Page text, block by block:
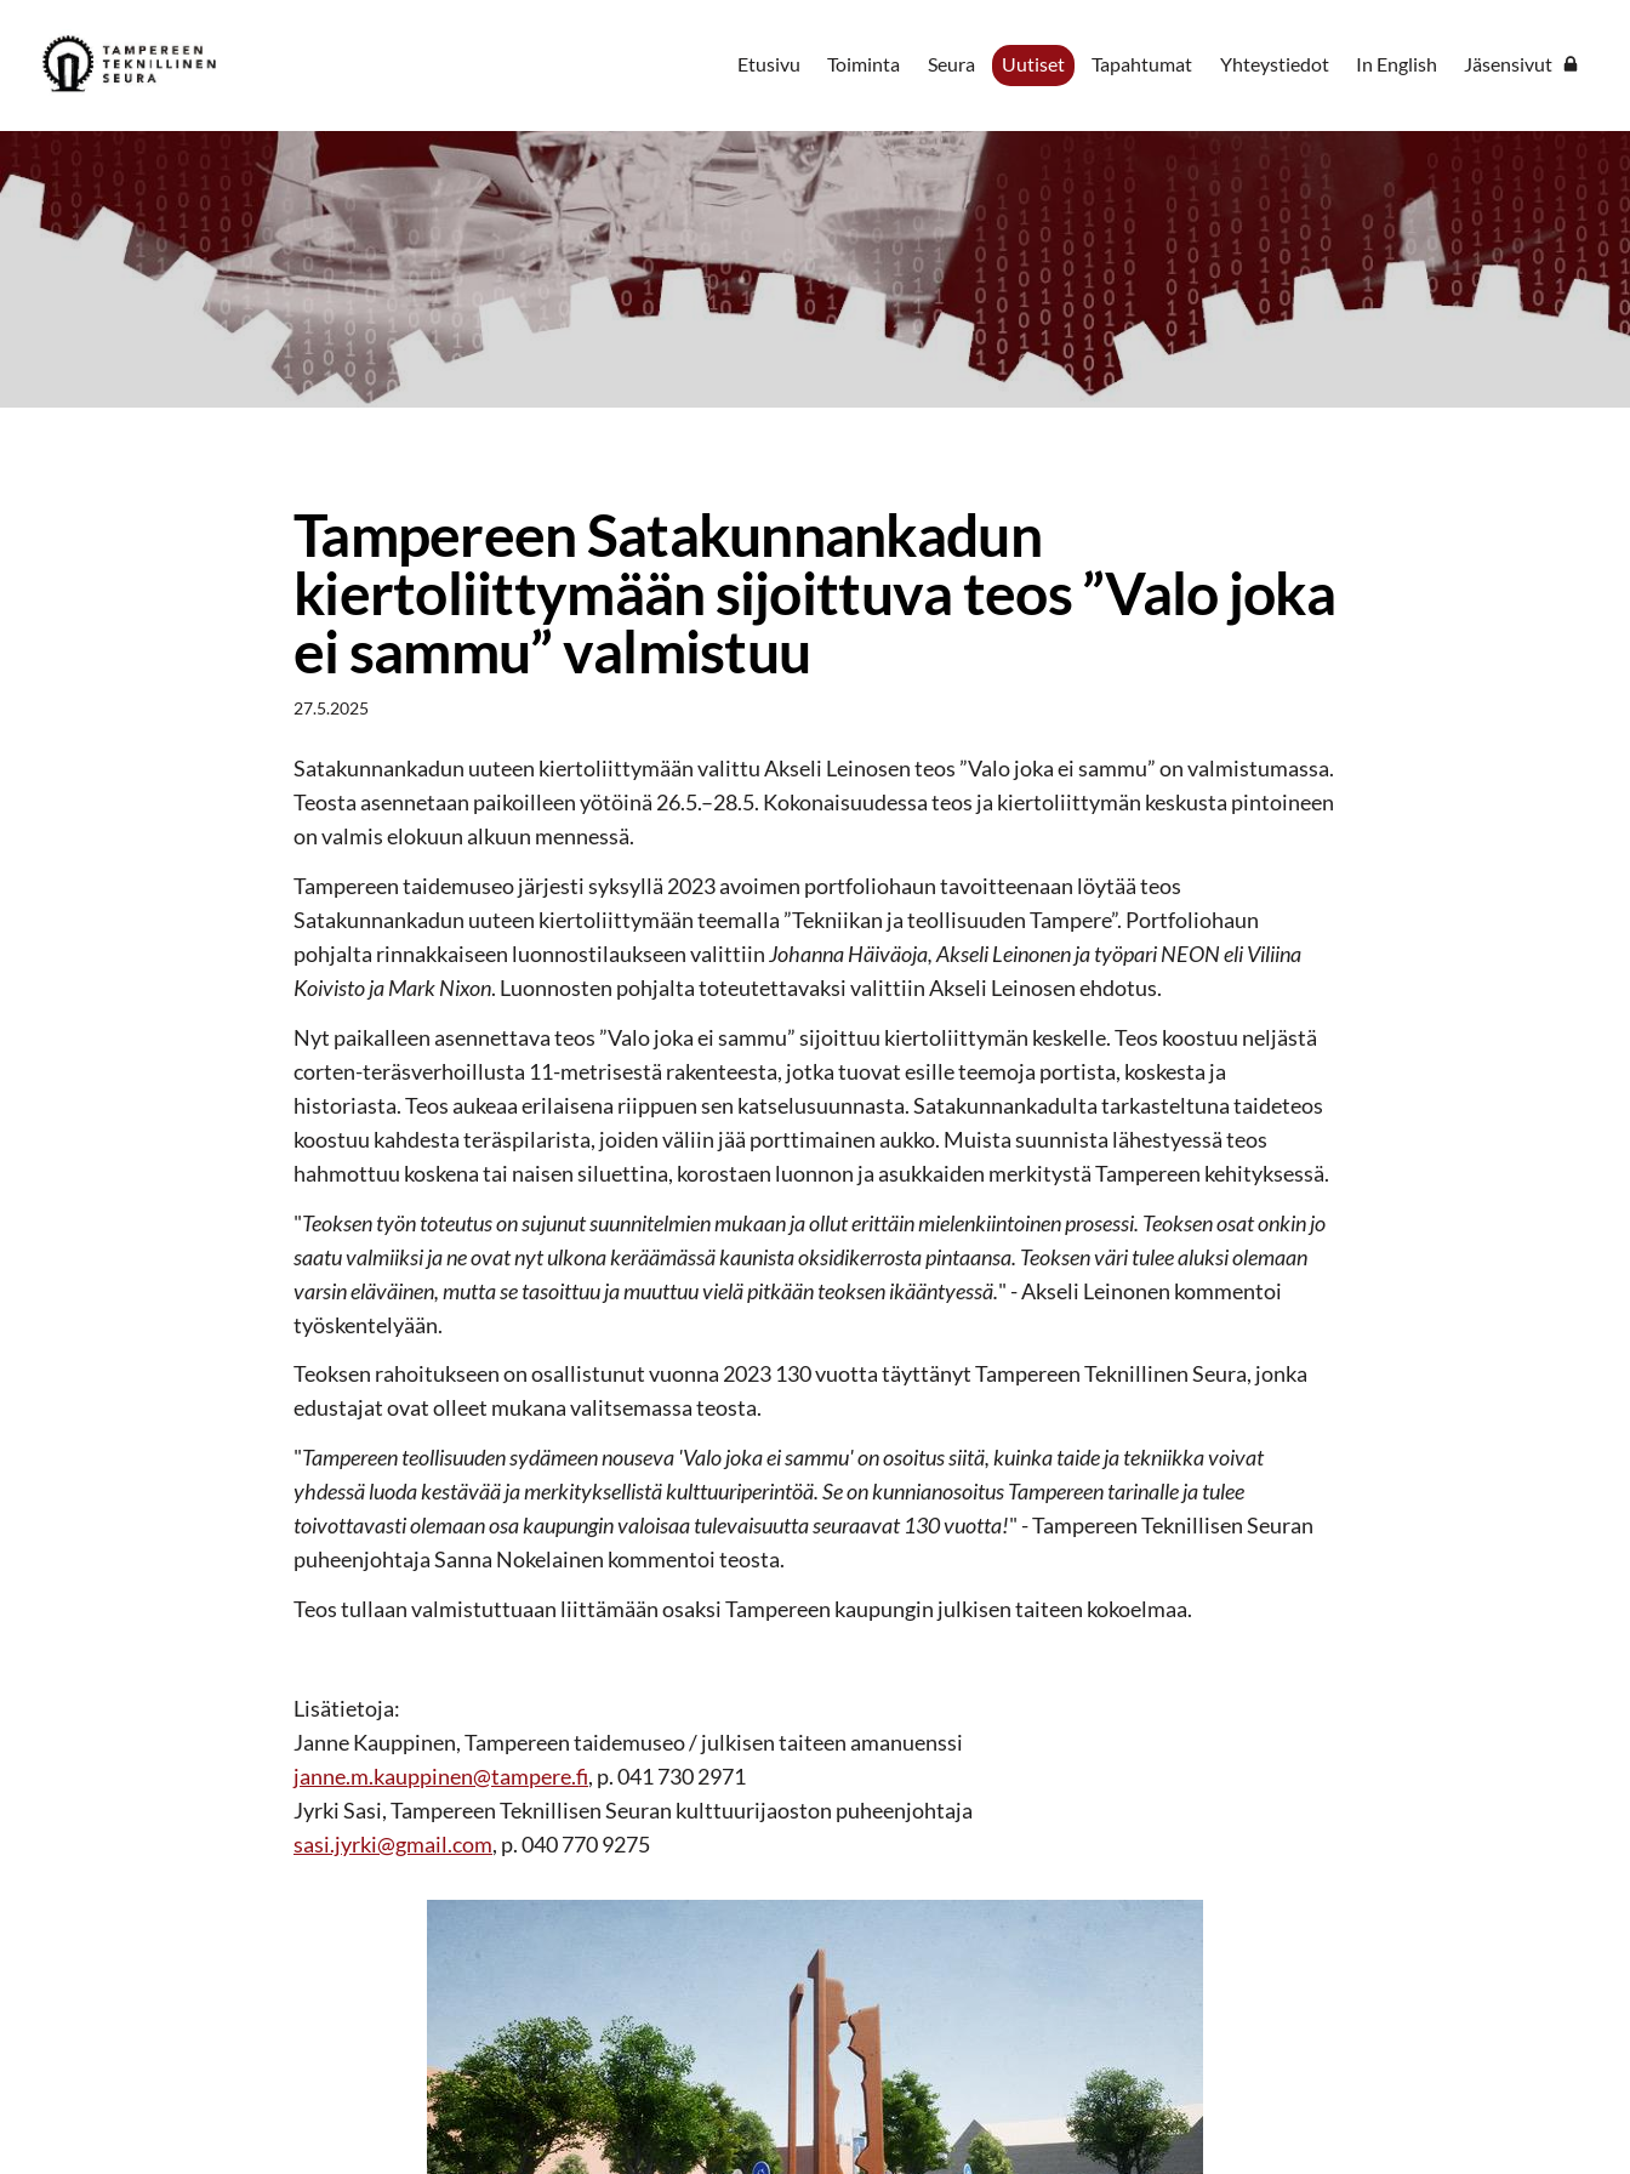
Siirry
sivun
sisältöön
Tampereen Teknillinen Seura ry Etusivu Toiminta Seura Uutiset Tapahtumat Yhteystiedot In English Jäsensivut
Tampereen Satakunnankadun
kiertoliittymään sijoittuva teos ”Valo joka
ei sammu” valmistuu
27.5.2025
Satakunnankadun uuteen kiertoliittymään valittu Akseli Leinosen teos ”Valo joka ei sammu” on valmistumassa.
Teosta asennetaan paikoilleen yötöinä 26.5.–28.5. Kokonaisuudessa teos ja kiertoliittymän keskusta pintoineen
on valmis elokuun alkuun mennessä.
Tampereen taidemuseo järjesti syksyllä 2023 avoimen portfoliohaun tavoitteenaan löytää teos
Satakunnankadun uuteen kiertoliittymään teemalla ”Tekniikan ja teollisuuden Tampere”. Portfoliohaun
pohjalta rinnakkaiseen luonnostilaukseen valittiinJohanna Häiväoja, Akseli Leinonen ja työpari NEON eli Viliina
Koivisto ja Mark Nixon. Luonnosten pohjalta toteutettavaksi valittiin Akseli Leinosen ehdotus.
Nyt paikalleen asennettava teos ”Valo joka ei sammu” sijoittuu kiertoliittymän keskelle. Teos koostuu neljästä
corten-teräsverhoillusta 11-metrisestä rakenteesta, jotka tuovat esille teemoja portista, koskesta ja
historiasta. Teos aukeaa erilaisena riippuen sen katselusuunnasta. Satakunnankadulta tarkasteltuna taideteos
koostuu kahdesta teräspilarista, joiden väliin jää porttimainen aukko. Muista suunnista lähestyessä teos
hahmottuu koskena tai naisen siluettina, korostaen luonnon ja asukkaiden merkitystä Tampereen kehityksessä.
"Teoksen työn toteutus on sujunut suunnitelmien mukaan ja ollut erittäin mielenkiintoinen prosessi. Teoksen osat onkin jo
saatu valmiiksi ja ne ovat nyt ulkona keräämässä kaunista oksidikerrosta pintaansa. Teoksen väri tulee aluksi olemaan
varsin eläväinen, mutta se tasoittuu ja muuttuu vielä pitkään teoksen ikääntyessä." - Akseli Leinonen kommentoi
työskentelyään.
Teoksen rahoitukseen on osallistunut vuonna 2023 130 vuotta täyttänyt Tampereen Teknillinen Seura, jonka
edustajat ovat olleet mukana valitsemassa teosta.
"Tampereen teollisuuden sydämeen nouseva 'Valo joka ei sammu' on osoitus siitä, kuinka taide ja tekniikka voivat
yhdessä luoda kestävää ja merkityksellistä kulttuuriperintöä. Se on kunnianosoitus Tampereen tarinalle ja tulee
toivottavasti olemaan osa kaupungin valoisaa tulevaisuutta seuraavat 130 vuotta!" - Tampereen Teknillisen Seuran
puheenjohtaja Sanna Nokelainen kommentoi teosta.
Teos tullaan valmistuttuaan liittämään osaksi Tampereen kaupungin julkisen taiteen kokoelmaa.
Lisätietoja:
Janne Kauppinen, Tampereen taidemuseo / julkisen taiteen amanuenssi
janne.m.kauppinen@tampere.fi, p. 041 730 2971
Jyrki Sasi, Tampereen Teknillisen Seuran kulttuurijaoston puheenjohtaja
sasi.jyrki@gmail.com, p. 040 770 9275